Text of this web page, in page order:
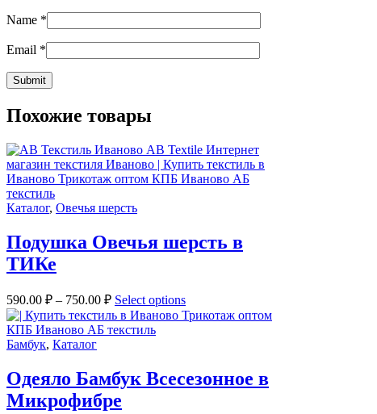
Name *
Email *
Похожие товары
Каталог, Овечья шерсть
Подушка Овечья шерсть в
ТИКе
590.00 ₽ – 750.00 ₽ Select options
Бамбук, Каталог
Одеяло Бамбук Всесезонное в
Микрофибре